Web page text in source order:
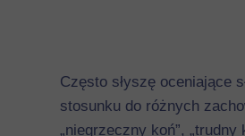
Często słyszę oceniające
stosunku do różnych
„niegrzeczny koń”, „trudny